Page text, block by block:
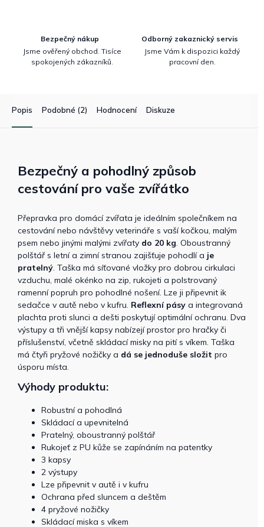
Bezpečný nákup
Jsme ověřený obchod. Tisíce
spokojených zákazníků.
Odborný zakaznický servis
Jsme Vám k dispozici každý
pracovní den.
Popis Podobné (2) Hodnocení Diskuze
Bezpečný a pohodlný způsob
cestování pro vaše zvířátko
Přepravka pro domácí zvířata je ideálním společníkem na
cestování nebo návštěvy veterináře s vaší kočkou, malým
psem nebo jinými malými zvířaty do 20 kg. Oboustranný
polštář s letní a zimní stranou zajišťuje pohodlí a je
pratelný. Taška má síťované vložky pro dobrou cirkulaci
vzduchu, malé okénko na zip, rukojeti a polstrovaný
ramenní popruh pro pohodlné nošení. Lze ji připevnit ik
sedačce v autě nebo v kufru. Reflexní pásy a integrovaná
plachta proti slunci a dešti poskytují optimální ochranu. Dva
výstupy a tři vnější kapsy nabízejí prostor pro hračky či
příslušenství, včetně skládací misky na pití s ​​víkem. Taška
má čtyři pryžové nožičky a dá se jednoduše složit pro
úsporu místa.
Výhody produktu:
Robustní a pohodlná
Skládací a upevnitelná
Pratelný, oboustranný polštář
Rukojeť z PU kůže se zapínáním na patentky
3 kapsy
2 výstupy
Lze připevnit v autě i v kufru
Ochrana před sluncem a deštěm
4 pryžové nožičky
Skládací miska s víkem